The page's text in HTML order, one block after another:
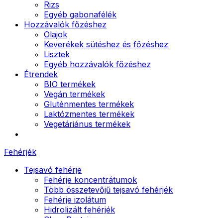
Rizs
Egyéb gabonafélék
Hozzávalók főzéshez
Olajok
Keverékek sütéshez és főzéshez
Lisztek
Egyéb hozzávalók főzéshez
Étrendek
BIO termékek
Vegán termékek
Gluténmentes termékek
Laktózmentes termékek
Vegetáriánus termékek
Fehérjék
Tejsavó fehérje
Fehérje koncentrátumok
Több összetevőjű tejsavó fehérjék
Fehérje izolátum
Hidrolizált fehérjék